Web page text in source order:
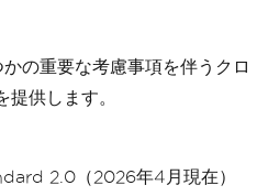
の重要な考慮事項を伴うクロ
供します。
2.0（2026年4月現在）